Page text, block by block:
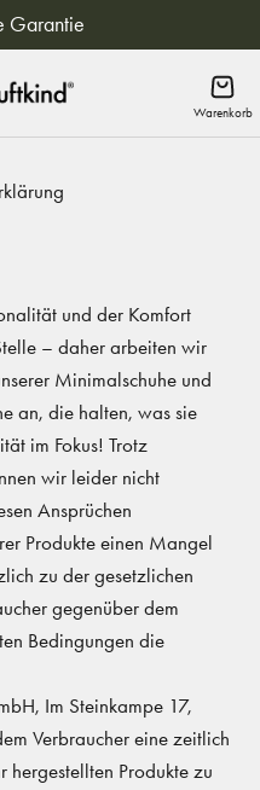
Garantie
und der Komfort
– daher arbeiten wir
Minimalschuhe und
an, die halten, was sie
im Fokus! Trotz
wir leider nicht
Ansprüchen
Produkte einen Mangel
zu der gesetzlichen
gegenüber dem
Bedingungen die
Im Steinkampe 17,
Verbraucher eine zeitlich
hergestellten Produkte zu